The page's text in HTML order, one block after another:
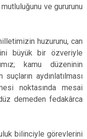
ve gururunu
huzurunu, can
büyük bir özveriyle
kamu düzeninin
aydınlatılması
noktasında mesai
demeden fedakârca
bilinciyle görevlerini